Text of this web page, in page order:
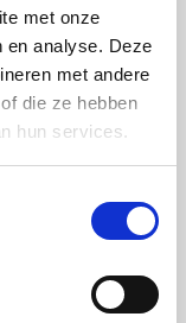
met onze
en analyse. Deze
met andere
die ze hebben
hun services.
Interhome
Lufthansa